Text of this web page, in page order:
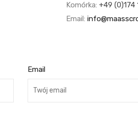
Komórka: +49 (0)174
Email:
Email